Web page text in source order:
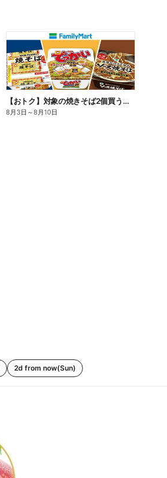
【おトク】対象の焼きそば2個買うと100円引き!
8月3日 ～8月10日
2d from now(Sun)